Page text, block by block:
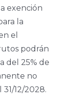
exención
la
el
podrán
del 25% de
no
12/2028.